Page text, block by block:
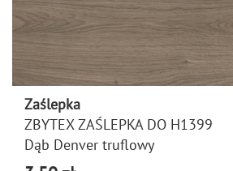
Zaślepka
ZBYTEX ZAŚLEPKA DO H1399
Dąb Denver truflowy